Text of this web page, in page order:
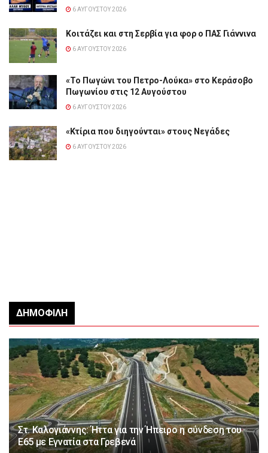
6 ΑΥΓΟΎΣΤΟΥ 2026
Κοιτάζει και στη Σερβία για φορ ο ΠΑΣ Γιάννινα
6 ΑΥΓΟΎΣΤΟΥ 2026
«Το Πωγώνι του Πετρο-Λούκα» στο Κεράσοβο
Πωγωνίου στις 12 Αυγούστου
6 ΑΥΓΟΎΣΤΟΥ 2026
«Κτίρια που διηγούνται» στους Νεγάδες
6 ΑΥΓΟΎΣΤΟΥ 2026
ΔΗΜΟΦΙΛΉ
Στ. Καλογιάννης: Ήττα για την Ήπειρο η σύνδεση του
Ε65 με Εγνατία στα Γρεβενά